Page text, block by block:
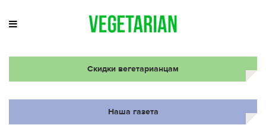
Скидки вегетарианцам
Наша газета